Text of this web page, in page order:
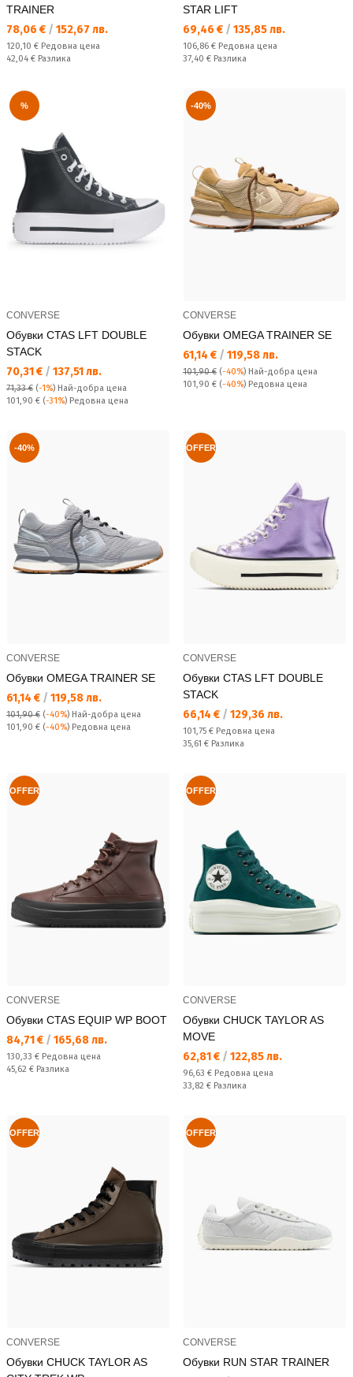
TRAINER
Текуща цена:
78,06 € / 152,67 лв.
Редовна цена:
120,10 € Редовна цена
Спестявате:
42,04 € Разлика
STAR LIFT
Текуща цена:
69,46 € / 135,85 лв.
Редовна цена:
106,86 € Редовна цена
Спестявате:
37,40 € Разлика
%
CONVERSE
Обувки CTAS LFT DOUBLE
STACK
Текуща цена:
70,31 € / 137,51 лв.
71,33 € (-1%) Най-добра цена
Редовна цена:
101,90 € (-31%) Редовна цена
-40%
CONVERSE
Обувки OMEGA TRAINER SE
Текуща цена:
61,14 € / 119,58 лв.
101,90 € (-40%) Най-добра цена
Редовна цена:
101,90 € (-40%) Редовна цена
-40%
CONVERSE
Обувки OMEGA TRAINER SE
Текуща цена:
61,14 € / 119,58 лв.
101,90 € (-40%) Най-добра цена
Редовна цена:
101,90 € (-40%) Редовна цена
OFFER
CONVERSE
Обувки CTAS LFT DOUBLE
STACK
Текуща цена:
66,14 € / 129,36 лв.
Редовна цена:
101,75 € Редовна цена
Спестявате:
35,61 € Разлика
OFFER
CONVERSE
Обувки CTAS EQUIP WP BOOT
Текуща цена:
84,71 € / 165,68 лв.
Редовна цена:
130,33 € Редовна цена
Спестявате:
45,62 € Разлика
OFFER
CONVERSE
Обувки CHUCK TAYLOR AS
MOVE
Текуща цена:
62,81 € / 122,85 лв.
Редовна цена:
96,63 € Редовна цена
Спестявате:
33,82 € Разлика
OFFER
CONVERSE
Обувки CHUCK TAYLOR AS
OFFER
CONVERSE
Обувки RUN STAR TRAINER